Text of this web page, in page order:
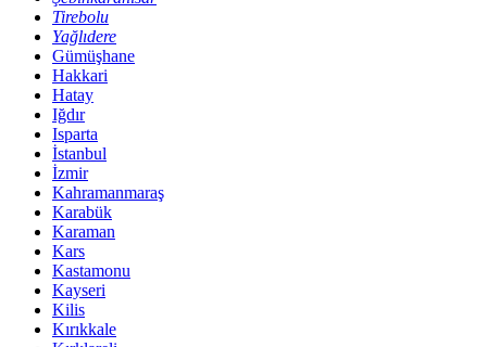
Tirebolu
Yağlıdere
Gümüşhane
Hakkari
Hatay
Iğdır
Isparta
İstanbul
İzmir
Kahramanmaraş
Karabük
Karaman
Kars
Kastamonu
Kayseri
Kilis
Kırıkkale